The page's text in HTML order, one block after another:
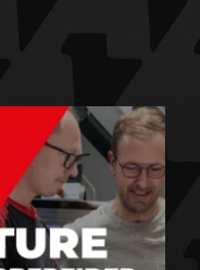
...
0